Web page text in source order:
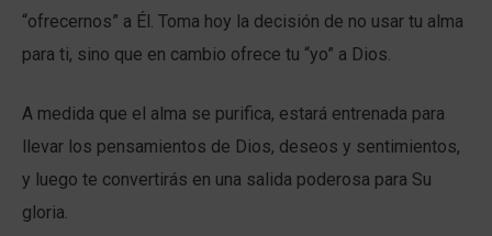
“ofrecernos” a Él. Toma hoy la decisión de no usar tu alma
para ti, sino que en cambio ofrece tu “yo” a Dios.
A medida que el alma se purifica, estará entrenada para
llevar los pensamientos de Dios, deseos y sentimientos,
y luego te convertirás en una salida poderosa para Su
gloria.